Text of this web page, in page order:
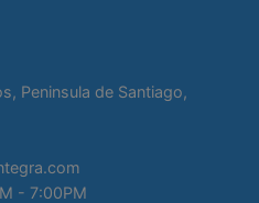
Peninsula de Santiago,
- 7:00PM